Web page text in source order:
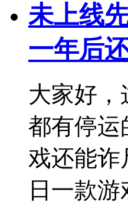
未上线
一年后
大家好
都有停运
戏还能
日一款